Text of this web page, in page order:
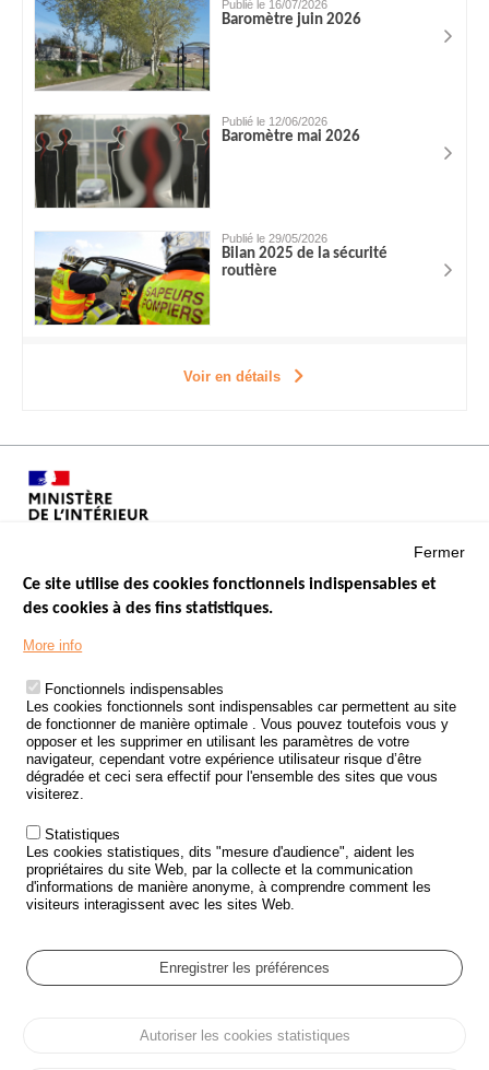
Publié le 16/07/2026
Baromètre juin 2026
Publié le 12/06/2026
Baromètre mai 2026
Publié le 29/05/2026
Bilan 2025 de la sécurité
routière
Voir en détails
Menu
Footer
LES SITES PUBLICS
ÉTAT DE L’INSÉCURITÉ ROUTIÈRE
TRAITEMENT DES DONNÉES PERSONNELLES DES ACCIDENTS DE
LA ROUTE
ETUDES ET RECHERCHES
APPEL À PROJETS
POLITIQUE DE SÉCURITÉ ROUTIÈRE
Outils
AGENDA
GLOSSAIRE
Cookie settings
Protection des données personnelles et Cookies
Fermer
Ce site utilise des cookies fonctionnels indispensables et
des cookies à des fins statistiques.
More info
Fonctionnels indispensables
Les cookies fonctionnels sont indispensables car permettent au site
de fonctionner de manière optimale . Vous pouvez toutefois vous y
opposer et les supprimer en utilisant les paramètres de votre
navigateur, cependant votre expérience utilisateur risque d’être
dégradée et ceci sera effectif pour l'ensemble des sites que vous
visiterez.
Statistiques
Les cookies statistiques, dits "mesure d'audience", aident les
propriétaires du site Web, par la collecte et la communication
d'informations de manière anonyme, à comprendre comment les
visiteurs interagissent avec les sites Web.
Enregistrer les préférences
Autoriser les cookies statistiques